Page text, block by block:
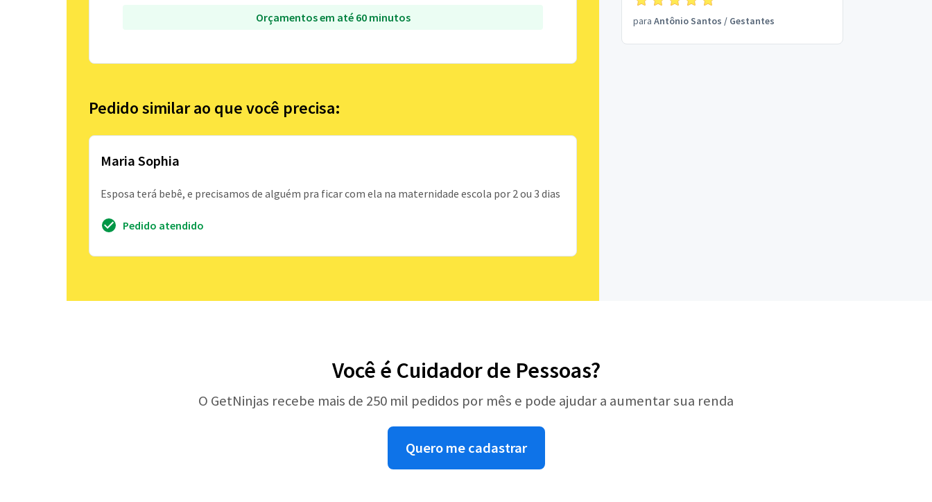
Orçamentos em até 60 minutos
Pedido similar ao que você precisa:
Maria Sophia
Esposa terá bebê, e precisamos de alguém pra ficar com ela na maternidade escola por 2 ou 3 dias
Pedido atendido
para Antônio Santos / Gestantes
Você é Cuidador de Pessoas?
O GetNinjas recebe mais de 250 mil pedidos por mês e pode ajudar a aumentar sua renda
Quero me cadastrar